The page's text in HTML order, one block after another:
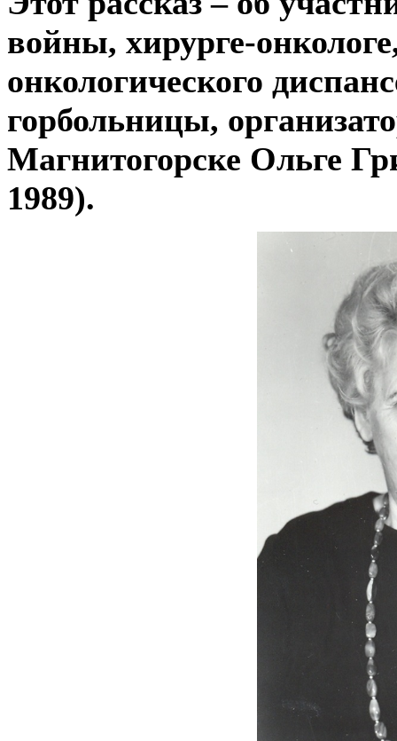
войны, хирурге-
онкологического
горбольницы,
Магнитогорске Ольге
1989).